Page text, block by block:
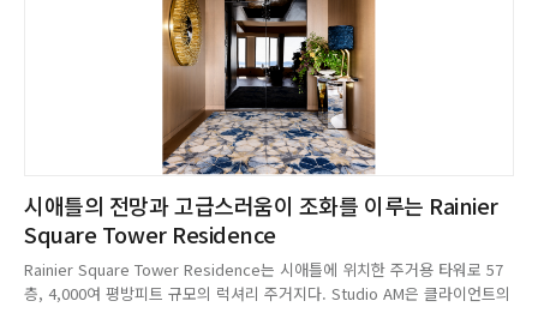
시애틀의 전망과 고급스러움이 조화를 이루는 Rainier
Square Tower Residence
Rainier Square Tower Residence는 시애틀에 위치한 주거용 타워로 57
층, 4,000여 평방피트 규모의 럭셔리 주거지다. Studio AM은 클라이언트의